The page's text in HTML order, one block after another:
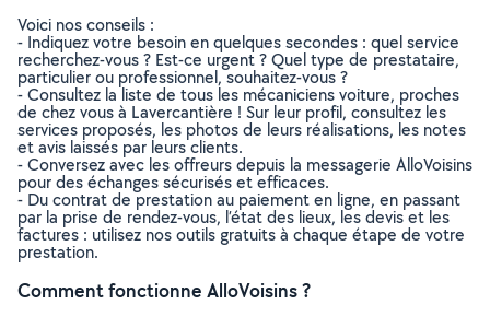
Voici nos conseils :
- Indiquez votre besoin en quelques secondes : quel service
recherchez-vous ? Est-ce urgent ? Quel type de prestataire,
particulier ou professionnel, souhaitez-vous ?
- Consultez la liste de tous les mécaniciens voiture, proches
de chez vous à Lavercantière ! Sur leur profil, consultez les
services proposés, les photos de leurs réalisations, les notes
et avis laissés par leurs clients.
- Conversez avec les offreurs depuis la messagerie AlloVoisins
pour des échanges sécurisés et efficaces.
- Du contrat de prestation au paiement en ligne, en passant
par la prise de rendez-vous, l’état des lieux, les devis et les
factures : utilisez nos outils gratuits à chaque étape de votre
prestation.
Comment fonctionne AlloVoisins ?